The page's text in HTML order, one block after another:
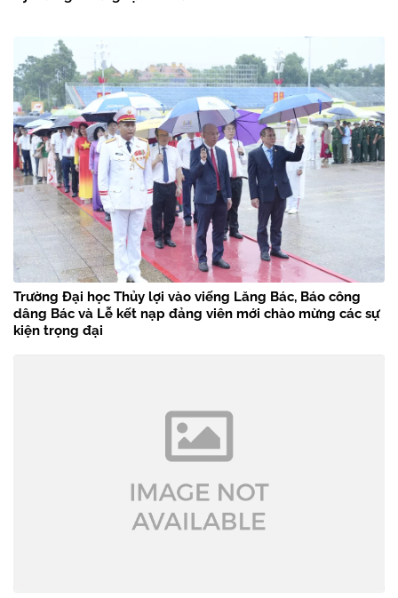
Trường Đại học Thủy lợi vào viếng Lăng Bác, Báo công
dâng Bác và Lễ kết nạp đảng viên mới chào mừng các sự
kiện trọng đại